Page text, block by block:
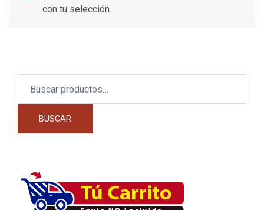
con tu selección.
por:
BUSCAR